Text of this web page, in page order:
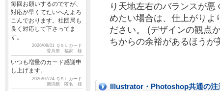
毎回お願いするのですが、
対応が早くてたいへんよろ
こんでおります。社団局も
良く対応して下さってま
す。
2026/08/01 ＱＳＬカード
香川県 福家 様
いつも増量のカード感謝申
し上げます。
2026/07/24 ＱＳＬカード
新潟県 匿名 様
り天地左右のバランスが
めたい場合は、仕上がりよ
ださい。 (デザインの観点
ちからの余裕があるほうが
Illustrator・Photoshop共通の注